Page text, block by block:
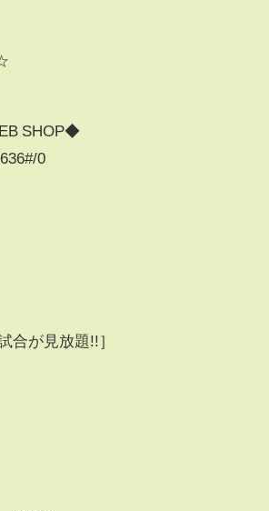
SHOP◆
0
合が見放題!!］